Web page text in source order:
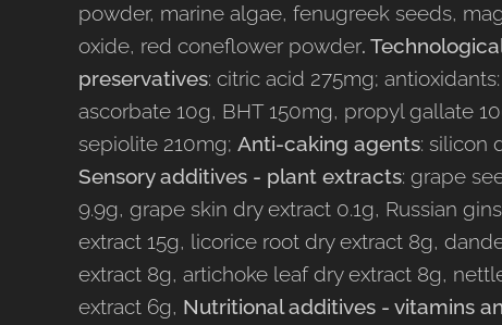
powder, marine algae, fenugreek seeds,
oxide, red coneflower powder.
preservatives: citric acid 275mg;
ascorbate 10g, BHT 150mg, propyl gallate
sepiolite 210mg; Anti-caking agents: silicon
Sensory additives - plant extracts: grape
9.9g, grape skin dry extract 0.1g, Russian
extract 15g, licorice root dry extract 8g,
extract 8g, artichoke leaf dry extract 8g,
extract 6g, Nutritional additives - vitamins